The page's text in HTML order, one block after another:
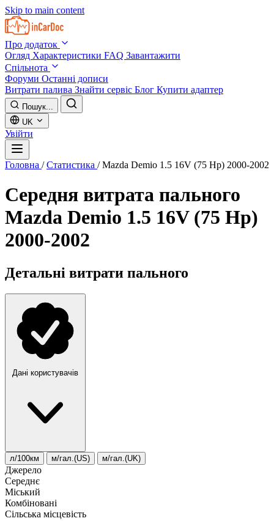
Skip to main content
Про додаток
Огляд Характеристики FAQ Завантажити
Спільнота
Форуми Останні дописи
Витрати палива Знайти сервіс Блог Купити адаптер
Пошук...
UK
Увійти
Головна / Статистика / Mazda Demio 1.5 16V (75 Hp) 2000-2002
Середня витрата пального
Mazda Demio 1.5 16V (75 Hp)
2000-2002
Детальні витрати пального
Дані користувачів
л/100км м/гал.(US) м/гал.(UK)
Джерело
Середнє
Міський
Комбіновані
Сільська місцевість